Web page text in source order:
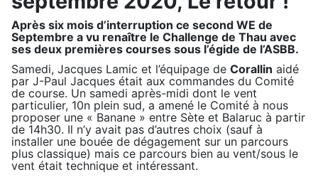
Après six mois d’interruption ce second WE de
Septembre a vu renaître le Challenge de Thau avec
ses deux premières courses sous l’égide de l’ASBB.
Samedi, Jacques Lamic et l’équipage de Corallin aidé
par J-Paul Jacques était aux commandes du Comité
de course. Un samedi après-midi dont le vent
particulier, 10n plein sud, a amené le Comité à nous
proposer une « Banane » entre Sète et Balaruc à partir
de 14h30. Il n’y avait pas d’autres choix (sauf à
installer une bouée de dégagement sur un parcours
plus classique) mais ce parcours bien au vent/sous le
vent était technique et intéressant.